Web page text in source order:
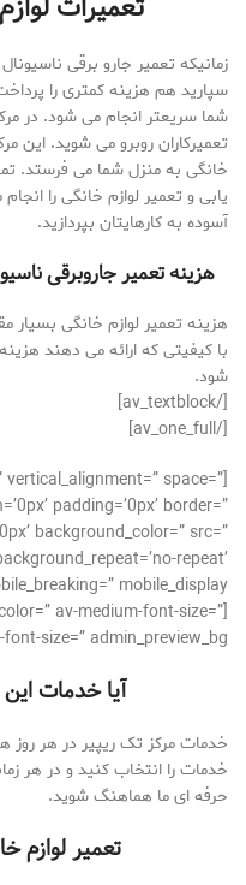
زمانیکه تعمیر جارو برقی
سپارید هم هزینه کمتری را
شما سریعتر انجام می شود. در
تعمیرکاران روبرو می شوید. این
خانگی به منزل شما می فرستد.
یابی و تعمیر لوازم خانگی را
آسوده به کارهایتان بپردازید.
هزینه تعمیر جاروبرقی
هزینه تعمیر لوازم خانگی
با کیفیتی که ارائه می دهند
شود.
[/av_textblock]
[/av_one_full]
space=”
padding=’0px’ border=”
background_color=” src=”
repeat’
mobile_display=”]
av-medium-font-size=”
size=” admin_preview_bg=”]
آیا خدمات
خدمات مرکز تک ریپیر در هر روز
خدمات را انتخاب کنید و در هر
حرفه ای ما هماهنگ شوید.
تعمیر لوازم